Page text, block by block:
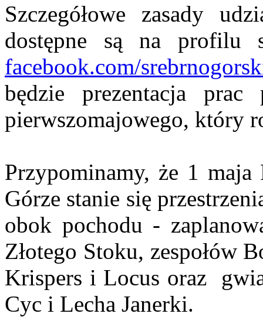
Szczegółowe zasady
dostępne są na profilu
facebook.com/
będzie prezentacja prac
pierwszomajowego, który
Przypominamy, że 1
Górze stanie się
obok pochodu -
Złotego Stoku, zespołów
Krispers i Locus oraz
Cyc i Lecha Janerki.